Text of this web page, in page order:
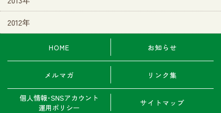
2012年
HOME お知らせ
メルマガ リンク集
個人情報･SNSアカウント
運用ポリシー
サイトマップ